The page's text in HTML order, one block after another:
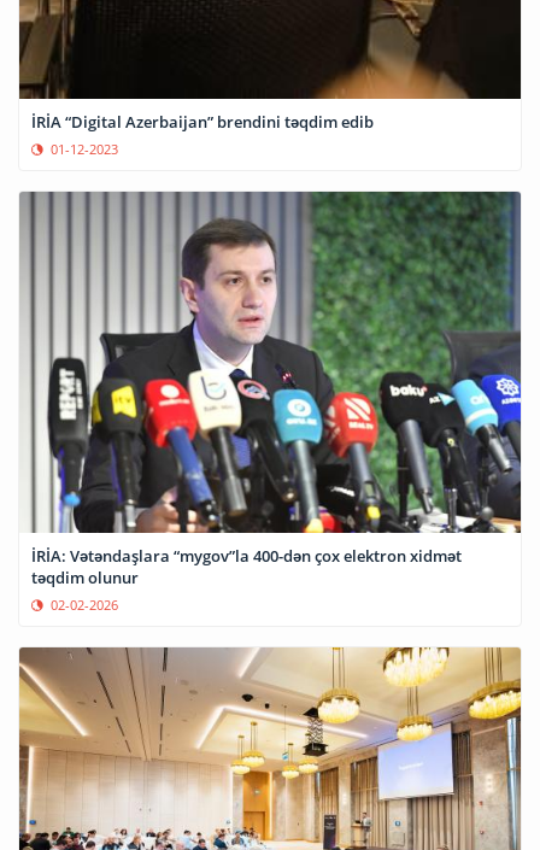
İRİA “Digital Azerbaijan” brendini təqdim edib
01-12-2023
İRİA: Vətəndaşlara “mygov”la 400-dən çox elektron xidmət
təqdim olunur
02-02-2026